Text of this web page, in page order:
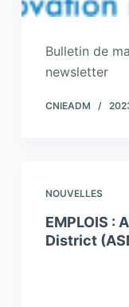
Bulletin de
newsletter
CNIEADM
NOUVELLES
EMPLOIS :
District